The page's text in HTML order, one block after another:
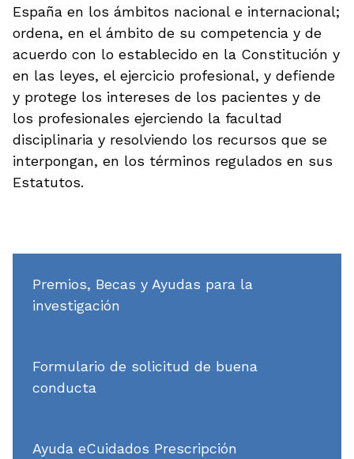
España en los ámbitos nacional e internacional;
ordena, en el ámbito de su competencia y de
acuerdo con lo establecido en la Constitución y
en las leyes, el ejercicio profesional, y defiende
y protege los intereses de los pacientes y de
los profesionales ejerciendo la facultad
disciplinaria y resolviendo los recursos que se
interpongan, en los términos regulados en sus
Estatutos.
Premios, Becas y Ayudas para la
investigación
Formulario de solicitud de buena
conducta
Ayuda eCuidados Prescripción